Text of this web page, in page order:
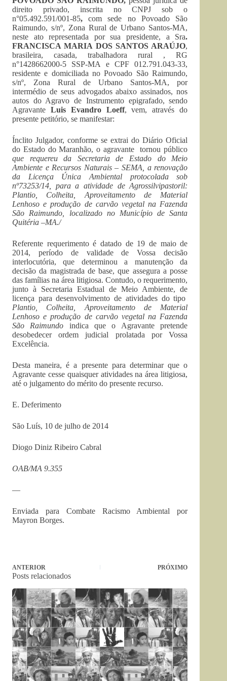
direito privado, inscrita no CNPJ sob o
n°05.492.591/001-85,com sede no Povoado São
Raimundo, s/nº, Zona Rural de Urbano Santos-MA,
neste ato representada por sua presidente, a Sra.
FRANCISCA MARIA DOS SANTOS ARAÚJO,
brasileira, casada, trabalhadora rural , RG
n°1428662000-5 SSP-MA e CPF 012.791.043-33,
residente e domiciliada no Povoado São Raimundo,
s/nº, Zona Rural de Urbano Santos-MA, por
intermédio de seus advogados abaixo assinados, nos
autos do Agravo de Instrumento epigrafado, sendo
Agravante Luis Evandro Loeff, vem, através do
presente petitório, se manifestar:
Ínclito Julgador, conforme se extrai do Diário Oficial
do Estado do Maranhão, o agravante tornou público
que requereu da Secretaria de Estado do Meio
Ambiente e Recursos Naturais – SEMA, a renovação
da Licença Única Ambiental protocolada sob
nº73253/14, para a atividade de Agrossilvipastoril:
Plantio, Colheita, Aproveitamento de Material
Lenhoso e produção de carvão vegetal na Fazenda
São Raimundo, localizado no Município de Santa
Quitéria –MA./
Referente requerimento é datado de 19 de maio de
2014, período de validade de Vossa decisão
interlocutória, que determinou a manutenção da
decisão da magistrada de base, que assegura a posse
das famílias na área litigiosa. Contudo, o requerimento,
junto à Secretaria Estadual de Meio Ambiente, de
licença para desenvolvimento de atividades do tipo
Plantio, Colheita, Aproveitamento de Material
Lenhoso e produção de carvão vegetal na Fazenda
São Raimundo indica que o Agravante pretende
desobedecer ordem judicial prolatada por Vossa
Excelência.
Desta maneira, é a presente para determinar que o
Agravante cesse quaisquer atividades na área litigiosa,
até o julgamento do mérito do presente recurso.
E. Deferimento
São Luís, 10 de julho de 2014
Diogo Diniz Ribeiro Cabral
OAB/MA 9.355
—
Enviada para Combate Racismo Ambiental por
Mayron Borges.
ANTERIOR PRÓXIMO
Posts relacionados